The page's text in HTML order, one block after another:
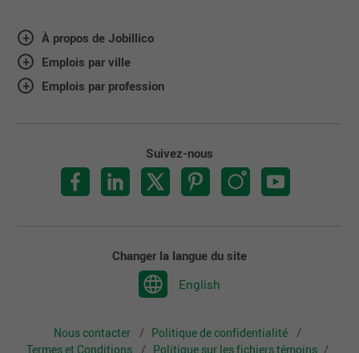
À propos de Jobillico
Emplois par ville
Emplois par profession
Suivez-nous
Changer la langue du site
English
Nous contacter
Politique de confidentialité
Termes et Conditions
Politique sur les fichiers témoins